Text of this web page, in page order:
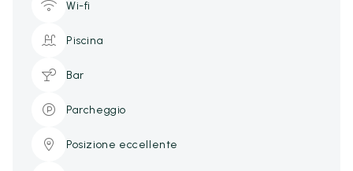
Wi-fi
Piscina
Bar
Parcheggio
Posizione eccellente